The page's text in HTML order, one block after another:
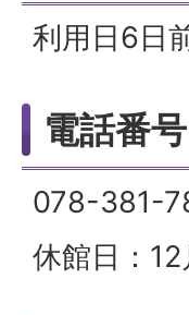
利用日6日
電話番号
078-381-
休館日：